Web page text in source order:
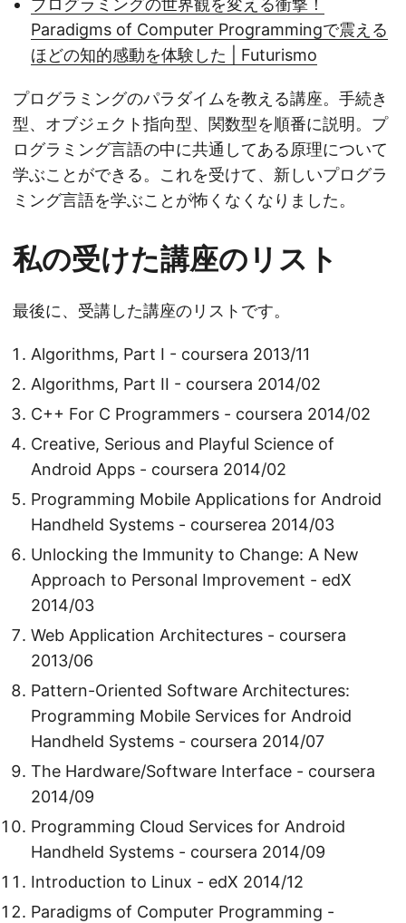
プログラミングの世界観を変える衝撃！
Paradigms of Computer Programmingで震える
ほどの知的感動を体験した | Futurismo
プログラミングのパラダイムを教える講座。手続き
型、オブジェクト指向型、関数型を順番に説明。プ
ログラミング言語の中に共通してある原理について
学ぶことができる。これを受けて、新しいプログラ
ミング言語を学ぶことが怖くなくなりました。
私の受けた講座のリスト
最後に、受講した講座のリストです。
Algorithms, Part I - coursera 2013/11
Algorithms, Part II - coursera 2014/02
C++ For C Programmers - coursera 2014/02
Creative, Serious and Playful Science of
Android Apps - coursera 2014/02
Programming Mobile Applications for Android
Handheld Systems - courserea 2014/03
Unlocking the Immunity to Change: A New
Approach to Personal Improvement - edX
2014/03
Web Application Architectures - coursera
2013/06
Pattern-Oriented Software Architectures:
Programming Mobile Services for Android
Handheld Systems - coursera 2014/07
The Hardware/Software Interface - coursera
2014/09
Programming Cloud Services for Android
Handheld Systems - coursera 2014/09
Introduction to Linux - edX 2014/12
Paradigms of Computer Programming -